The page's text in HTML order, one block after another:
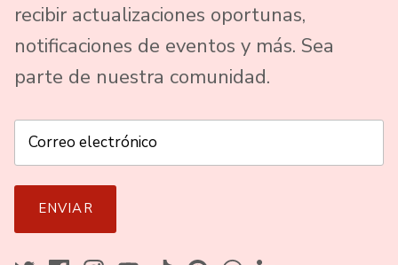
recibir actualizaciones oportunas,
notificaciones de eventos y más. Sea
parte de nuestra comunidad.
ENVIAR